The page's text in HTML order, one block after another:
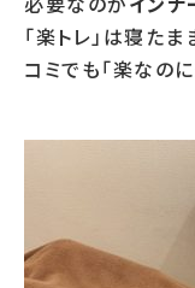
「楽トレ」は寝た
コミでも「楽なの